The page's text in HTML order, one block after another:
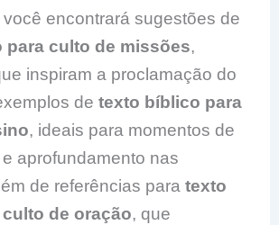
encontrará sugestões de
para culto de missões,
inspiram a proclamação do
detexto bíblico para
, ideais para momentos de
aprofundamento nas
de referências paratexto
de oração, que